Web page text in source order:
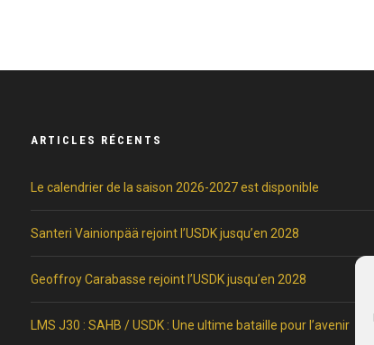
ARTICLES RÉCENTS
Le calendrier de la saison 2026-2027 est disponible
Santeri Vainionpää rejoint l’USDK jusqu’en 2028
Geoffroy Carabasse rejoint l’USDK jusqu’en 2028
LMS J30 : SAHB / USDK : Une ultime bataille pour l’avenir